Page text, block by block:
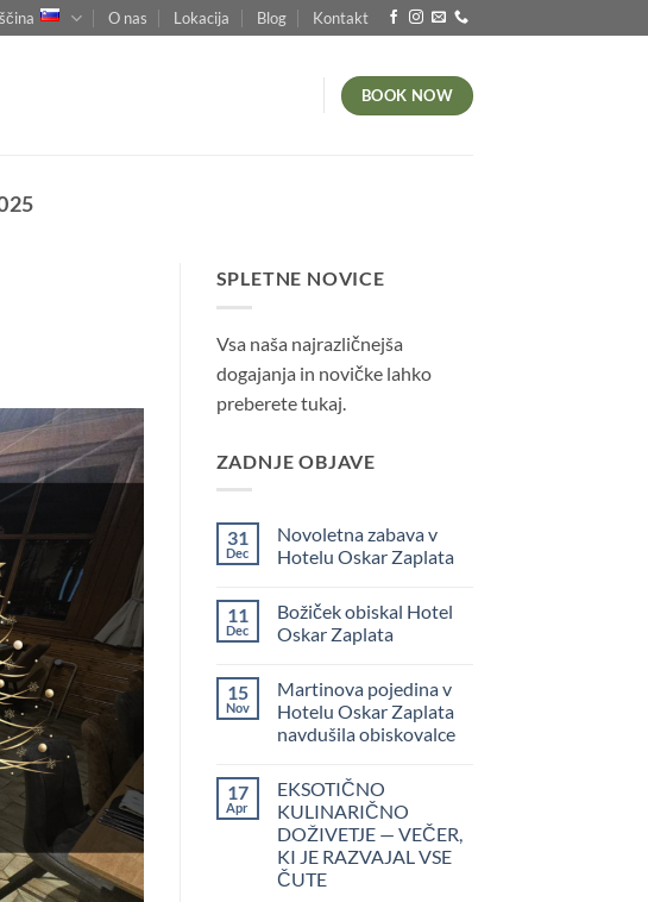
O nas Lokacija Blog Kontakt
BOOK NOW
SPLETNE NOVICE
Vsa naša najrazličnejša
dogajanja in novičke lahko
preberete tukaj.
ZADNJE OBJAVE
31
Dec
Novoletna zabava v
Hotelu Oskar Zaplata
na
Novoletna
zabava
Oskar
Zaplata
11
Dec
Božiček obiskal Hotel
Oskar Zaplata
na
Božiček
obiskal
Hotel
15
Nov
Martinova pojedina v
Hotelu Oskar Zaplata
navdušila obiskovalce
na
Martinova
pojedina
Hotelu
Oskar
Zaplata
17
Apr
EKSOTIČNO
KULINARIČNO
DOŽIVETJE — VEČER,
KI JE RAZVAJAL VSE
ČUTE